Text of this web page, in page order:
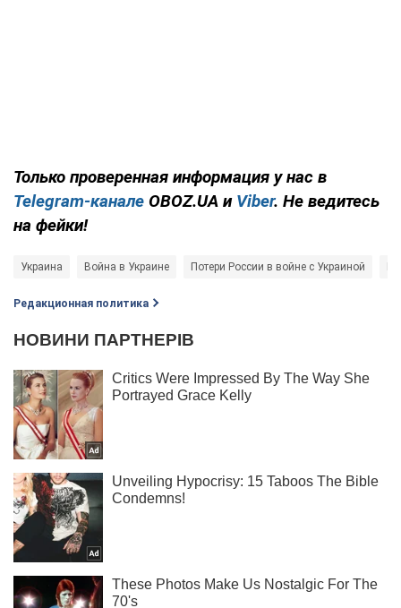
Только проверенная информация у нас в
Telegram-канале OBOZ.UA и Viber. Не ведитесь
на фейки!
Украина Война в Украине Потери России в войне с Украиной
Редакционная политика